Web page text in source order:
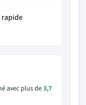
rapide
avec plus de3,7